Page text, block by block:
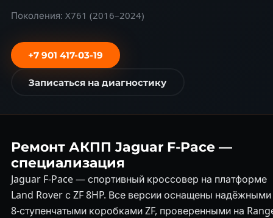
Поколения: X761 (2016–2024)
+7 901 417-03-19
Записаться на диагностику
Ремонт АКПП Jaguar F-Pace —
специализация
Jaguar F-Pace — спортивный кроссовер на платформе
Land Rover с ZF 8HP. Все версии оснащены надёжными
8-ступенчатыми коробками ZF, проверенными на